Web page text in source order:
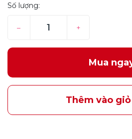
Số lượng:
– +
Mua
Thêm vào